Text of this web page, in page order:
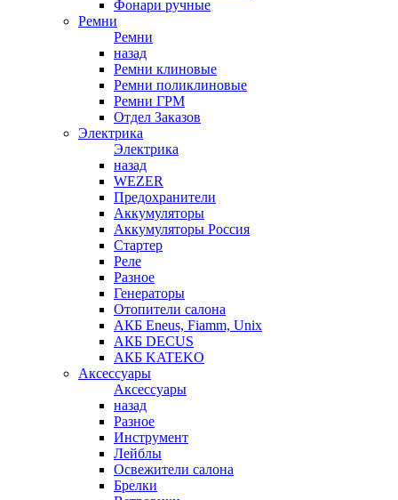
Фонари ручные
Ремни
Ремни
назад
Ремни клиновые
Ремни поликлиновые
Ремни ГРМ
Отдел Заказов
Электрика
Электрика
назад
WEZER
Предохранители
Аккумуляторы
Аккумуляторы Россия
Стартер
Реле
Разное
Генераторы
Отопители салона
АКБ Eneus, Fiamm, Unix
АКБ DECUS
АКБ KATEKO
Аксессуары
Аксессуары
назад
Разное
Инструмент
Лейблы
Освежители салона
Брелки